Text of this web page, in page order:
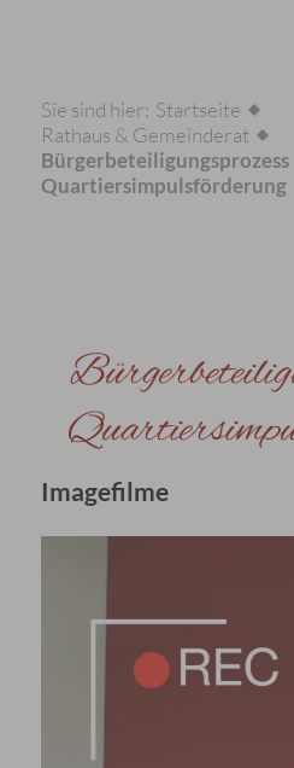
Sie sind hier: Startseite
Rathaus & Gemeinderat
Bürgerbeteiligungsprozess
Quartiersimpulsförderung
Imagefilme